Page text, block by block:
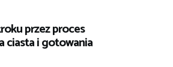
przez proces
ciasta i gotowania